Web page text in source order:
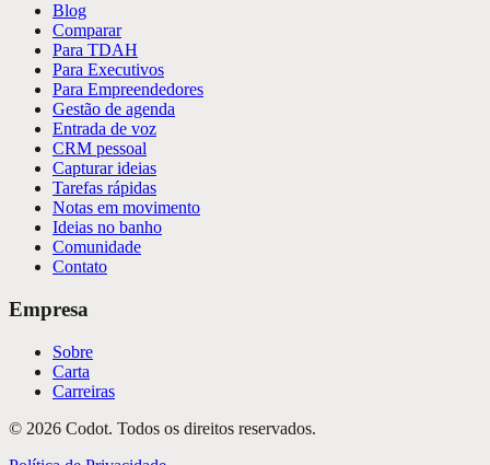
Blog
Comparar
Para TDAH
Para Executivos
Para Empreendedores
Gestão de agenda
Entrada de voz
CRM pessoal
Capturar ideias
Tarefas rápidas
Notas em movimento
Ideias no banho
Comunidade
Contato
Empresa
Sobre
Carta
Carreiras
© 2026 Codot. Todos os direitos reservados.